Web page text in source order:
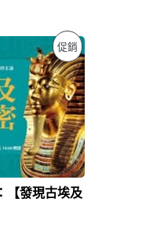
促銷 特
價
商
品
【發現古埃及